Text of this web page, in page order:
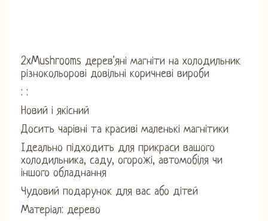
2xMushrooms дерев'яні магніти на холодильник
різнокольорові довільні коричневі вироби
: :
Новий і якісний
Досить чарівні та красиві маленькі магнітики
Ідеально підходить для прикраси вашого
холодильника, саду, огорожі, автомобіля чи
іншого обладнання
Чудовий подарунок для вас або дітей
Матеріал: дерево